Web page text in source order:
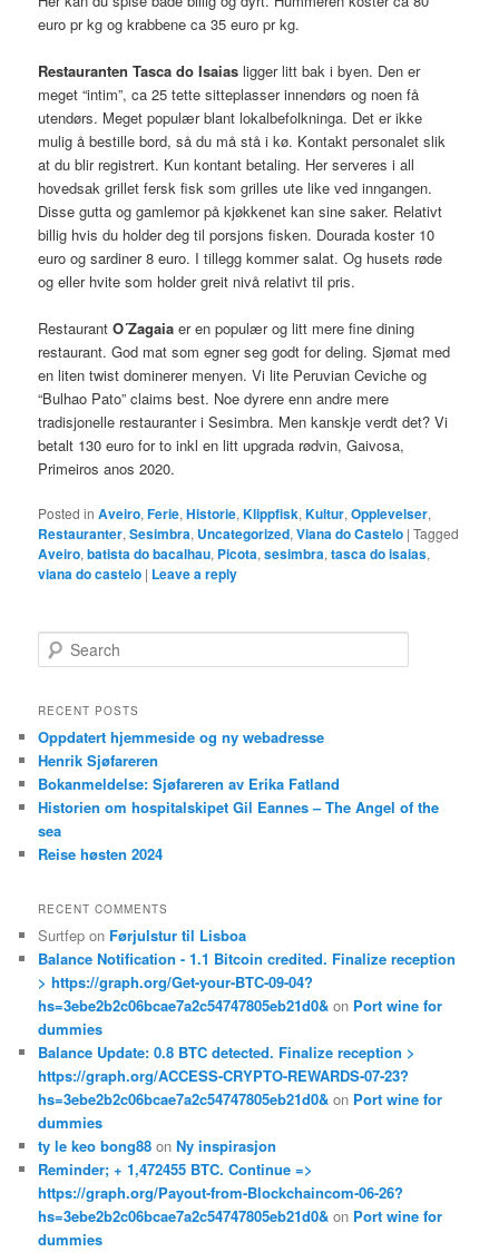
euro pr kg og krabbene ca 35 euro pr kg.
Restauranten Tasca do Isaiasligger litt bak i byen. Den er
meget “intim”, ca 25 tette sitteplasser innendørs og noen få
utendørs. Meget populær blant lokalbefolkninga. Det er ikke
mulig å bestille bord, så du må stå i kø. Kontakt personalet slik
at du blir registrert. Kun kontant betaling. Her serveres i all
hovedsak grillet fersk fisk som grilles ute like ved inngangen.
Disse gutta og gamlemor på kjøkkenet kan sine saker. Relativt
billig hvis du holder deg til porsjons fisken. Dourada koster 10
euro og sardiner 8 euro. I tillegg kommer salat. Og husets røde
og eller hvite som holder greit nivå relativt til pris.
RestaurantO´Zagaiaer en populær og litt mere fine dining
restaurant. God mat som egner seg godt for deling. Sjømat med
en liten twist dominerer menyen. Vi lite Peruvian Ceviche og
“Bulhao Pato” claims best. Noe dyrere enn andre mere
tradisjonelle restauranter i Sesimbra. Men kanskje verdt det? Vi
betalt 130 euro for to inkl en litt upgrada rødvin, Gaivosa,
Primeiros anos 2020.
Posted in Aveiro,Ferie,Historie,Klippfisk,Kultur,Opplevelser,
Restauranter,Sesimbra, Uncategorized,Viana do Castelo |Tagged
Aveiro,batista do bacalhau, Picota,sesimbra,tasca do isaias,
viana do castelo | Leave a reply
e
r
h
RECENT POSTS
Oppdatert hjemmeside og ny webadresse
Henrik Sjøfareren
Bokanmeldelse: Sjøfareren av Erika Fatland
Historien om hospitalskipet Gil Eannes – The Angel of the
sea
Reise høsten 2024
RECENT COMMENTS
Surtfep on Førjulstur til Lisboa
Balance Notification - 1.1 Bitcoin credited. Finalize reception
> https://graph.org/Get-your-BTC-09-04?
hs=3ebe2b2c06bcae7a2c54747805eb21d0& on Port wine for
dummies
Balance Update: 0.8 BTC detected. Finalize reception >
https://graph.org/ACCESS-CRYPTO-REWARDS-07-23?
hs=3ebe2b2c06bcae7a2c54747805eb21d0& on Port wine for
dummies
ty le keo bong88 onNy inspirasjon
Reminder; + 1,472455 BTC. Continue =>
https://graph.org/Payout-from-Blockchaincom-06-26?
hs=3ebe2b2c06bcae7a2c54747805eb21d0& on Port wine for
dummies